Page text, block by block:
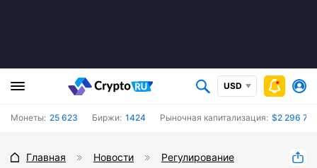
USD
Монеты: 25 623 Биржи: 1424 Рыночная капитализация: $2 296
Главная Новости Регулирование